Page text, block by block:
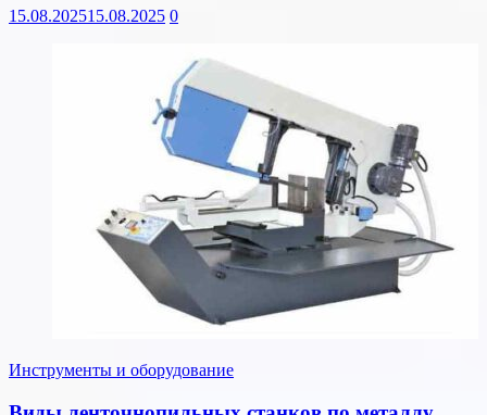
15.08.202515.08.2025 0
Инструменты и оборудование